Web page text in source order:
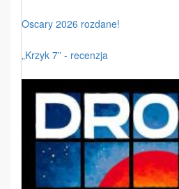
Oscary 2026 rozdane!
„Krzyk 7” - recenzja